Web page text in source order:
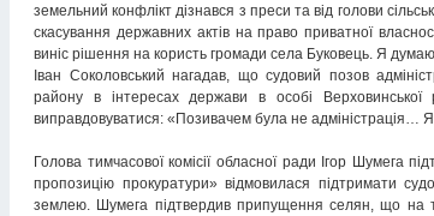
земельний конфлікт дізнався з преси та від голови
скасування державних актів на право приватної
виніс рішення на користь громади села Буковець. Я
Іван Соколовський нагадав, що судовий позов
району в інтересах держави в особі Верховинської
виправдовуватися: «Позивачем була не адміністрація…
Голова тимчасової комісії обласної ради Ігор Шумега
пропозицію прокуратури» відмовилася підтримати
землею. Шумега підтвердив припущення селян, що на